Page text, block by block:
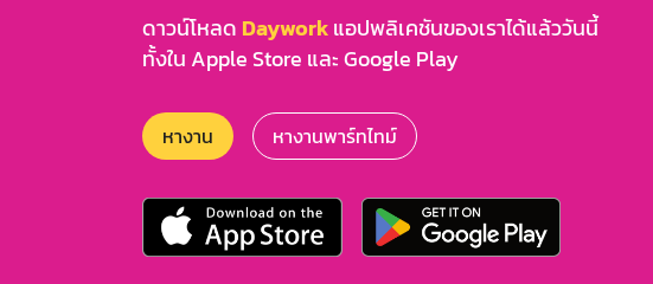
ดาวน์โหลด Dayworkแอปพลิเคชันของเราได้แล้ววันนี้
ทั้งใน Apple Store และ Google Play
หางาน หางานพาร์ทไทม์